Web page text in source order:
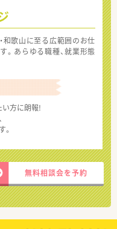
和歌山に至る広範囲のお仕
。あらゆる職種、就業形態
い方に朗報!
。
無料相談会を予約